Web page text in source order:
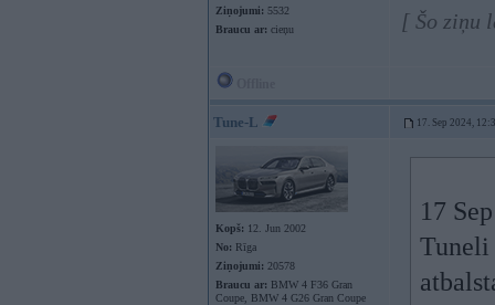
Ziņojumi: 5532
Braucu ar: cieņu [ Šo ziņu
Tune-L 17. Sep 2024,
Kopš: 12. Jun 2002
No: Rīga
Ziņojumi: 20578
Braucu ar: BMW 4 F36 Gran
Coupe, BMW 4 G26 Gran Coupe
17
Tuneli